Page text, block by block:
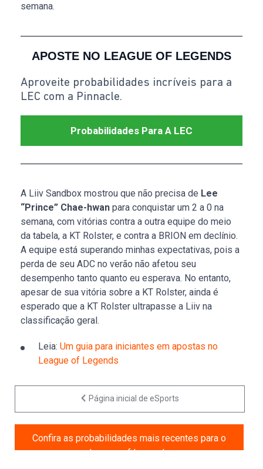
semana.
APOSTE NO LEAGUE OF LEGENDS
Aproveite probabilidades incríveis para a
LEC com a Pinnacle.
Probabilidades Para A LEC
A Liiv Sandbox mostrou que não precisa de Lee
“Prince” Chae-hwan para conquistar um 2 a 0 na
semana, com vitórias contra a outra equipe do meio
da tabela, a KT Rolster, e contra a BRION em declínio.
A equipe está superando minhas expectativas, pois a
perda de seu ADC no verão não afetou seu
desempenho tanto quanto eu esperava. No entanto,
apesar de sua vitória sobre a KT Rolster, ainda é
esperado que a KT Rolster ultrapasse a Liiv na
classificação geral.
Leia: Um guia para iniciantes em apostas no
League of Legends
Página inicial de eSports
Confira as probabilidades mais recentes para o
League of Legends